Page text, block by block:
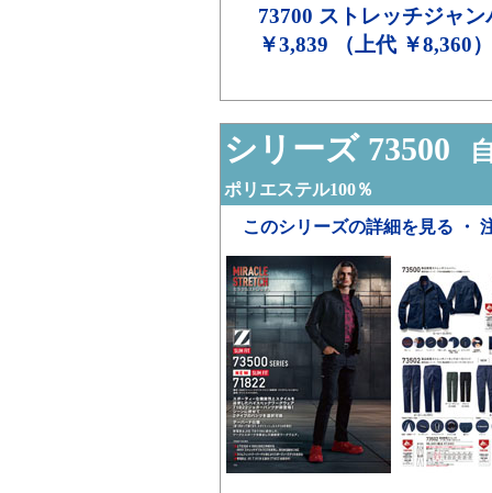
73700 ストレッチジャン
￥3,839 （上代 ￥8,360）
シリーズ 73500
ポリエステル100％
このシリーズの詳細を見る ・